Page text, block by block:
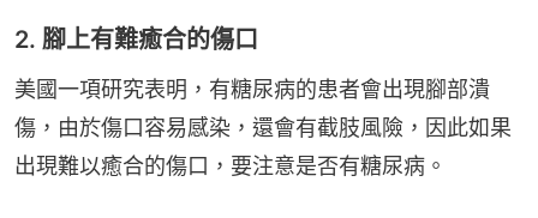
2. 腳上有難癒合的傷口
美國一項研究表明，有糖尿病的患者會出現腳部潰
傷，由於傷口容易感染，還會有截肢風險，因此如果
出現難以癒合的傷口，要注意是否有糖尿病。